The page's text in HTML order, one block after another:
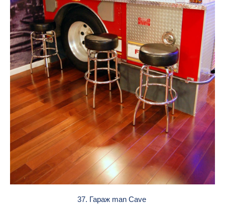
37. Гараж man Cave